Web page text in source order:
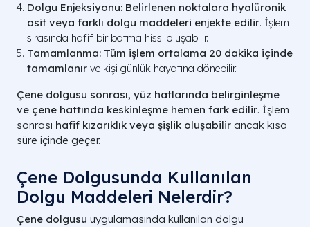
Dolgu Enjeksiyonu: Belirlenen noktalara hyalüronik
asit veya farklı dolgu maddeleri enjekte edilir. İşlem
sırasında hafif bir batma hissi oluşabilir.
Tamamlanma: Tüm işlem ortalama 20 dakika içinde
tamamlanır ve kişi günlük hayatına dönebilir.
Çene dolgusu sonrası, yüz hatlarında belirginleşme
ve çene hattında keskinleşme hemen fark edilir. İşlem
sonrası hafif kızarıklık veya şişlik oluşabilir ancak kısa
süre içinde geçer.
Çene Dolgusunda Kullanılan
Dolgu Maddeleri Nelerdir?
Çene dolgusu uygulamasında kullanılan dolgu